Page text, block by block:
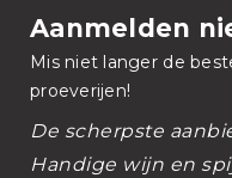
Aanmelden
Mis niet langer de
proeverijen!
De scherpste
Handige wijn en